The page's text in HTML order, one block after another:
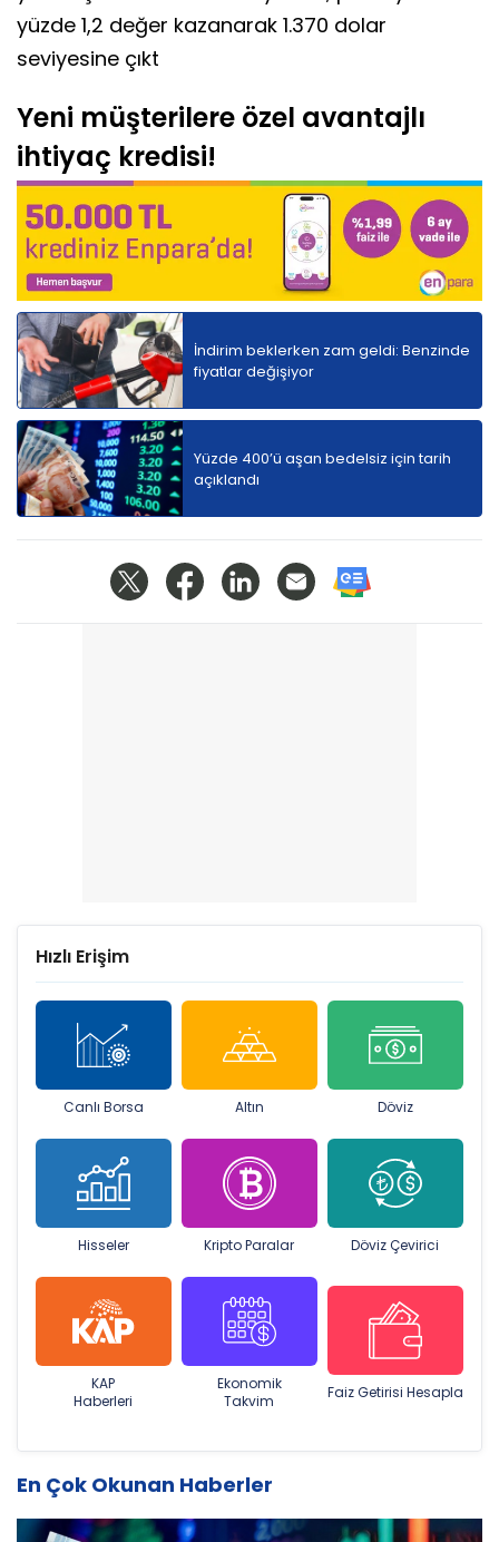
yüzde 1,2 değer kazanarak 1.370 dolar
seviyesine çıkt
Yeni müşterilere özel avantajlı
ihtiyaç kredisi!
İndirim beklerken zam geldi: Benzinde
fiyatlar değişiyor
Yüzde 400’ü aşan bedelsiz için tarih
açıklandı
Hızlı Erişim
Canlı Borsa Altın Döviz
Hisseler Kripto Paralar Döviz Çevirici
KAP
Haberleri
Ekonomik
Takvim
Faiz Getirisi Hesapla
En Çok Okunan Haberler